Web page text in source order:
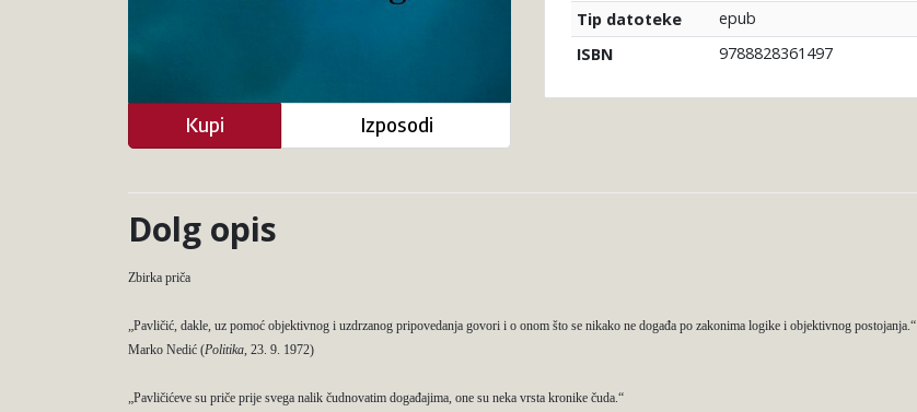
Tip datoteke
epub
ISBN
9788828361497
Kupi Izposodi
Dolg opis
Zbirka priča
„Pavličić, dakle, uz pomoć objektivnog i uzdrzanog pripovedanja govori i o onom što se nikako ne događa po zakonima logike i objektivnog postojanja.“
Marko Nedić (Politika, 23. 9. 1972)
„Pavličićeve su priče prije svega nalik čudnovatim događajima, one su neka vrsta kronike čuda.“